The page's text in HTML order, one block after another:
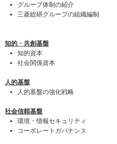
グループ体制の紹介
三菱総研グループの組織編制
知的・共創基盤
知的資本
社会関係資本
人的基盤
人的基盤の強化戦略
社会信頼基盤
環境・情報セキュリティ
コーポレートガバナンス